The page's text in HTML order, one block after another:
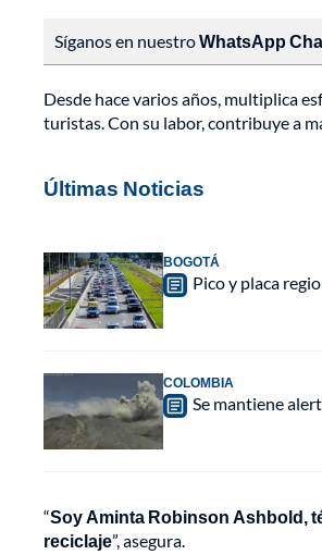
Síganos en nuestroWhatsApp
Desde hace varios años, multiplica
turistas. Con su labor, contribuye a
Últimas Noticias
BOGOTÁ
Pico y placa
COLOMBIA
Se mantiene
“Soy Aminta Robinson Ashbold,
reciclaje”, asegura.